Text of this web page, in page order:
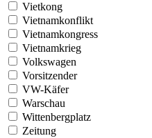
Vietkong
Vietnamkonflikt
Vietnamkongress
Vietnamkrieg
Volkswagen
Vorsitzender
VW-Käfer
Warschau
Wittenbergplatz
Zeitung